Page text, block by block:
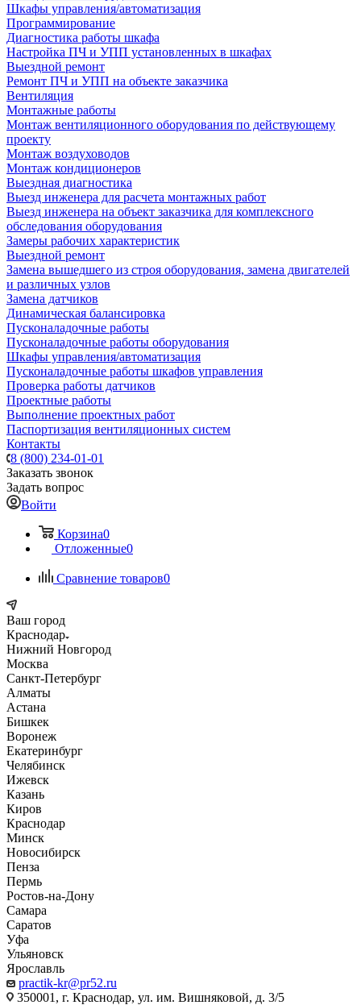
Шкафы управления/автоматизация
Программирование
Диагностика работы шкафа
Настройка ПЧ и УПП установленных в шкафах
Выездной ремонт
Ремонт ПЧ и УПП на объекте заказчика
Вентиляция
Монтажные работы
Монтаж вентиляционного оборудования по действующему
проекту
Монтаж воздуховодов
Монтаж кондиционеров
Выездная диагностика
Выезд инженера для расчета монтажных работ
Выезд инженера на объект заказчика для комплексного
обследования оборудования
Замеры рабочих характеристик
Выездной ремонт
Замена вышедшего из строя оборудования, замена двигателей
и различных узлов
Замена датчиков
Динамическая балансировка
Пусконаладочные работы
Пусконаладочные работы оборудования
Шкафы управления/автоматизация
Пусконаладочные работы шкафов управления
Проверка работы датчиков
Проектные работы
Выполнение проектных работ
Паспортизация вентиляционных систем
Контакты
8 (800) 234-01-01
Заказать звонок
Задать вопрос
Войти
Корзина0
Отложенные0
Сравнение товаров0
Ваш город
Краснодар
Нижний Новгород
Москва
Санкт-Петербург
Алматы
Астана
Бишкек
Воронеж
Екатеринбург
Челябинск
Ижевск
Казань
Киров
Краснодар
Минск
Новосибирск
Пенза
Пермь
Ростов-на-Дону
Самара
Саратов
Уфа
Ульяновск
Ярославль
practik-kr@pr52.ru
350001, г. Краснодар, ул. им. Вишняковой, д. 3/5